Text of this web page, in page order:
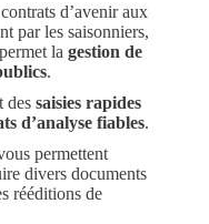
d’avenir aux
par les saisonniers,
la gestion de
.
des saisies rapides
d’analyse fiables.
permettent
divers documents
rééditions de